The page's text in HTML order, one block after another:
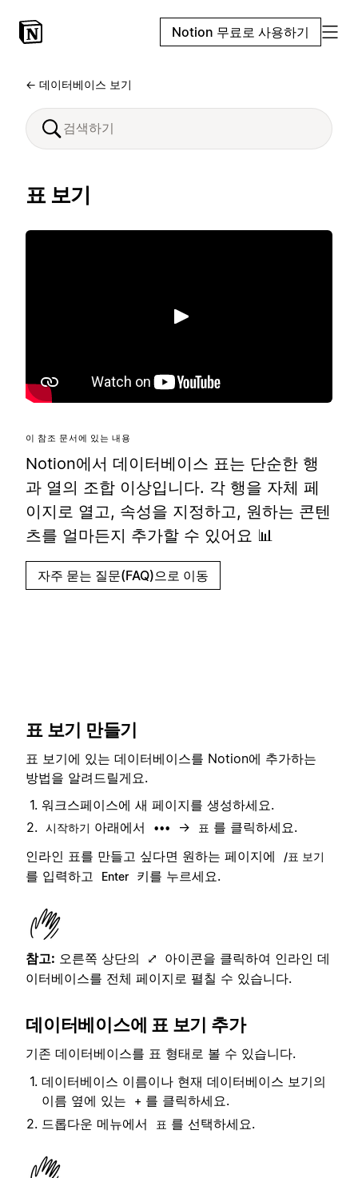
Notion 무료로 사용하기
← 데이터베이스 보기
표 보기
재생
이 참조 문서에 있는 내용
Notion에서 데이터베이스 표는 단순한 행
과 열의 조합 이상입니다. 각 행을 자체 페
이지로 열고, 속성을 지정하고, 원하는 콘텐
츠를 얼마든지 추가할 수 있어요 📊
자주 묻는 질문(FAQ)으로 이동
표 보기 만들기
표 보기에 있는 데이터베이스를 Notion에 추가하는
방법을 알려드릴게요.
워크스페이스에 새 페이지를 생성하세요.
시작하기 아래에서 ••• → 표 를 클릭하세요.
인라인 표를 만들고 싶다면 원하는 페이지에
/표 보기
를 입력하고 Enter 키를 누르세요.
참고: 오른쪽 상단의 ⤢
아이콘을 클릭하여 인라인 데
이터베이스를 전체 페이지로 펼칠 수 있습니다.
데이터베이스에 표 보기 추가
기존 데이터베이스를 표 형태로 볼 수 있습니다.
데이터베이스 이름이나 현재 데이터베이스 보기의
이름 옆에 있는
+ 를 클릭하세요.
드롭다운 메뉴에서
표 를 선택하세요.